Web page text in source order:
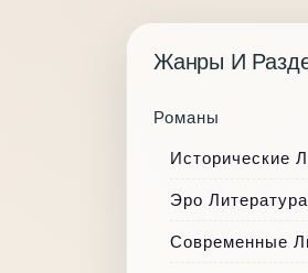
Жанры И
Романы
Исторические
Эро Литература
Современные